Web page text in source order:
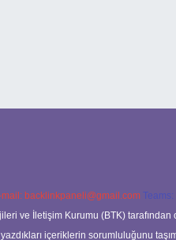
mail: backlinkpaneli@gmail.com Teams:
ve İletişim Kurumu (BTK)
içeriklerin sorumluluğunu